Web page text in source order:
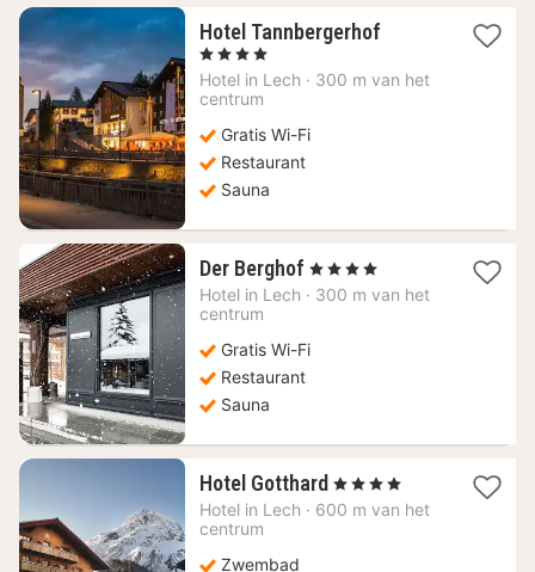
Hotel Tannbergerhof1
vanaf
, 4 Sterren
Hotel in Lech · 300 m van het
centrum
Gratis Wi-Fi
Restaurant
Sauna
Der Berghof 1
nacht
€
, 4 Sterren
Hotel in Lech · 300 m van het
centrum
Gratis Wi-Fi
Restaurant
Sauna
Hotel Gotthard 1
nacht
, 4 Sterren
Hotel in Lech · 600 m van het
centrum
Zwembad